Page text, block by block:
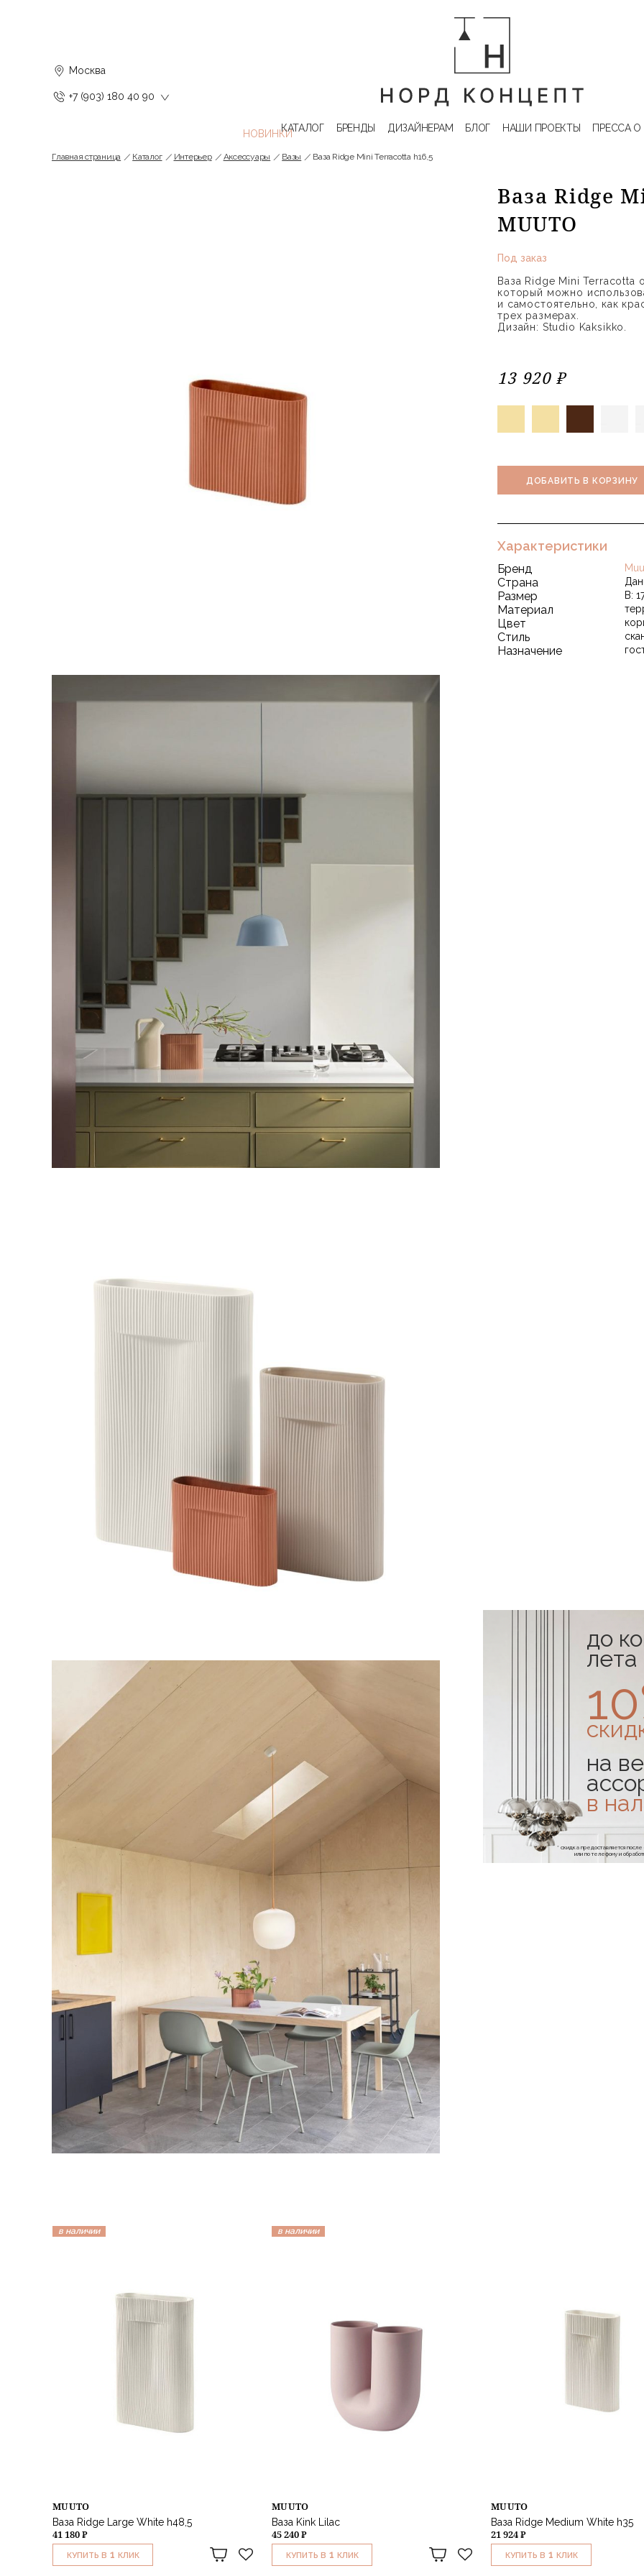
Москва
+7 (903) 180 40 90
КАТАЛОГ БРЕНДЫ ДИЗАЙНЕРАМ БЛОГ НАШИ ПРОЕКТЫ ПРЕССА О
Главная страница Каталог Интерьер Аксессуары Вазы Ваза Ridge Mini Terracotta h16,5
Ваза Ridge
MUUTO
Под заказ
Ваза Ridge Mini Terracotta
который можно
и самостоятельно, как
трех размерах.
Дизайн: Studio Kaksikko.
13 920 ₽
ДОБАВИТЬ В КОРЗИНУ
Характеристики
Бренд
Страна
Размер В:
Материал
Цвет
Стиль
Назначение
в наличии
MUUTO
Ваза Ridge Large White h48,5
41 180 ₽
КУПИТЬ В 1 КЛИК
в наличии
MUUTO
Ваза Kink Lilac
45 240 ₽
КУПИТЬ В 1 КЛИК
MUUTO
Ваза Ridge Medium White h35
21 924 ₽
КУПИТЬ В 1 КЛИК
до
лета
на
в
* скидка предоставляется
или по телефону и